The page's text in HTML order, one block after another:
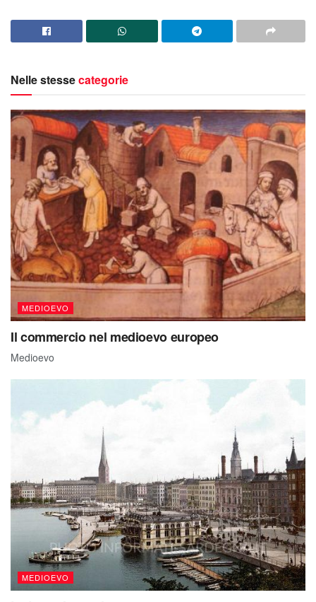
Nelle stessecategorie
MEDIOEVO
Il commercio nel medioevo europeo
Medioevo
MEDIOEVO